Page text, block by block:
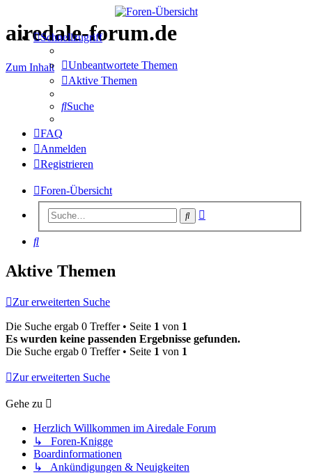
airedale-forum.de
Zum Inhalt
Schnellzugriff
Unbeantwortete Themen
Aktive Themen
Suche
FAQ
Anmelden
Registrieren
Foren-Übersicht
Suche
Suche
Aktive Themen
Zur erweiterten Suche
Die Suche ergab 0 Treffer • Seite 1 von 1
Es wurden keine passenden Ergebnisse gefunden.
Die Suche ergab 0 Treffer • Seite 1 von 1
Zur erweiterten Suche
Gehe zu
Herzlich Willkommen im Airedale Forum
↳ Foren-Knigge
Boardinformationen
↳ Ankündigungen & Neuigkeiten